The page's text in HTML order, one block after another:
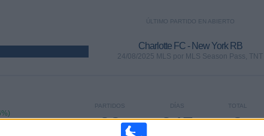
ÚLTIMO PARTIDO EN ABIERTO
Charlotte FC - New York RB
24/08/2025 MLS por MLS Season Pass, TNT
TOTAL
8
DÍAS
347
PARTIDOS
28